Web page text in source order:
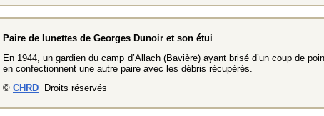
Paire de lunettes de Georges Dunoir et son étui
En 1944, un gardien du camp d’Allach (Bavière) ayant brisé d’un coup de
en confectionnent une autre paire avec les débris récupérés.
© CHRD Droits réservés